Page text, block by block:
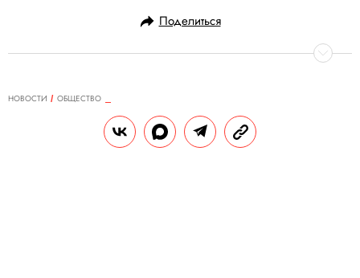
Поделиться
НОВОСТИ
ОБЩЕСТВО
Врач диагностировал у Алексея